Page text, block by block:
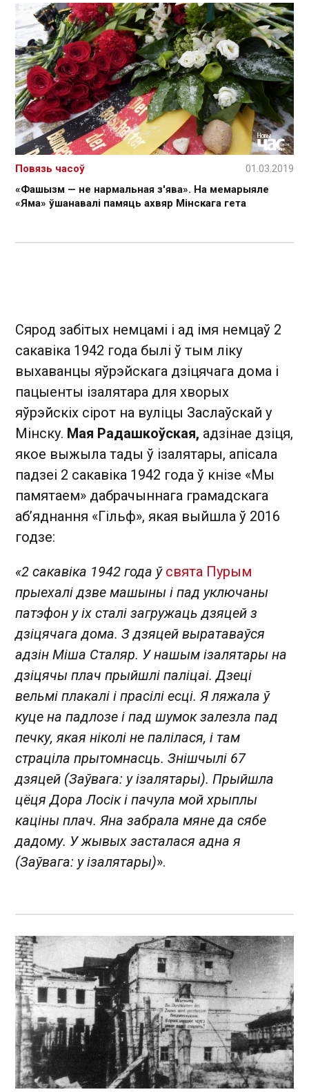
«Фашызм — не нармальная з'ява». На мемарыяле
«Яма» ўшанавалі памяць ахвяр Мінскага гета
Повязь часоў 01.03.2019
Сярод забітых немцамі і ад імя немцаў 2
сакавіка 1942 года былі ў тым ліку
выхаванцы яўрэйскага дзіцячага дома і
пацыенты ізалятара для хворых
яўрэйскіх сірот на вуліцы Заслаўскай у
Мінску. Мая Радашкоўская, адзінае дзіця,
якое выжыла тады ў ізалятары, апісала
падзеі 2 сакавіка 1942 года ў кнізе «Мы
памятаем» дабрачыннага грамадскага
аб’яднання «Гільф», якая выйшла ў 2016
годзе:
«2 сакавіка 1942 года ў свята Пурым
прыехалі дзве машыны і пад уключаны
патэфон у іх сталі загружаць дзяцей з
дзіцячага дома. З дзяцей выратаваўся
адзін Міша Сталяр. У нашым ізалятары на
дзіцячы плач прыйшлі паліцаі. Дзеці
вельмі плакалі і прасілі есці. Я ляжала ў
куце на падлозе і пад шумок залезла пад
печку, якая ніколі не палілася, і там
страціла прытомнасць. Знішчылі 67
дзяцей (Заўвага: у ізалятары). Прыйшла
цёця Дора Лосік і пачула мой хрыплы
каціны плач. Яна забрала мяне да сябе
дадому. У жывых засталася адна я
(Заўвага: у ізалятары)».